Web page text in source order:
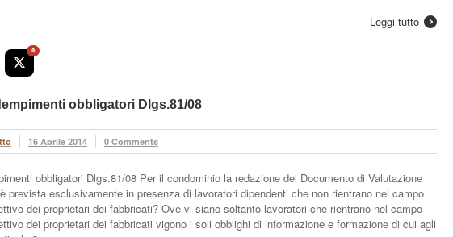
Leggi tutto
0
obbligatori Dlgs.81/08
16 Aprile 2014 0 Comments
obbligatori Dlgs.81/08 Per il condominio la redazione del Documento di Valutazione
prevista esclusivamente in presenza di lavoratori dipendenti che non rientrano nel campo
dei proprietari dei fabbricati? Ove vi siano soltanto lavoratori che rientrano nel campo
dei proprietari dei fabbricati vigono i soli obblighi di informazione e formazione di cui agli